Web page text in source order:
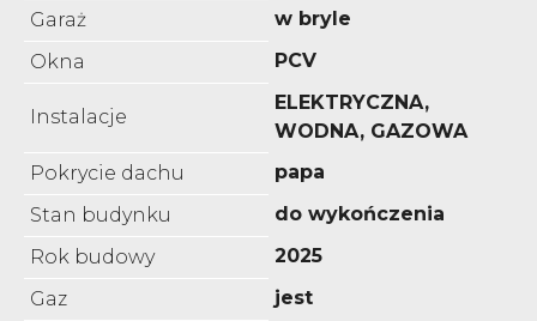
Garaż
w bryle
Okna
PCV
Instalacje
ELEKTRYCZNA,
WODNA, GAZOWA
Pokrycie dachu
papa
Stan budynku
do wykończenia
Rok budowy
2025
Gaz
jest